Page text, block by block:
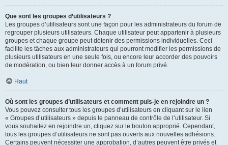
Que sont les groupes d’utilisateurs ?
Les groupes d’utilisateurs sont une façon pour les administrateurs du forum de
regrouper plusieurs utilisateurs. Chaque utilisateur peut appartenir à plusieurs
groupes et chaque groupe peut détenir des permissions individuelles. Ceci
facilite les tâches aux administrateurs qui pourront modifier les permissions de
plusieurs utilisateurs en une seule fois, ou encore leur accorder des pouvoirs
de modération, ou bien leur donner accès à un forum privé.
Haut
Où sont les groupes d’utilisateurs et comment puis-je en rejoindre un ?
Vous pouvez consulter tous les groupes d’utilisateurs en cliquant sur le lien
« Groupes d’utilisateurs » depuis le panneau de contrôle de l’utilisateur. Si
vous souhaitez en rejoindre un, cliquez sur le bouton approprié. Cependant,
tous les groupes d’utilisateurs ne sont pas ouverts aux nouvelles adhésions.
Certains peuvent nécessiter une approbation, d’autres peuvent être privés et